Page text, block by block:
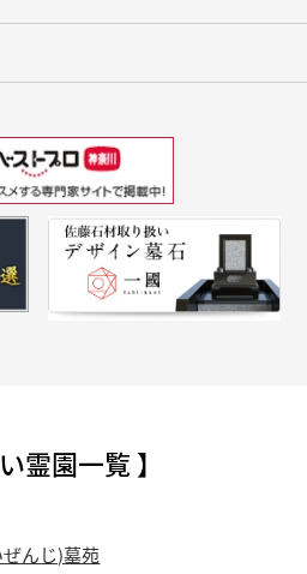
霊園一覧 】
んじ)墓苑